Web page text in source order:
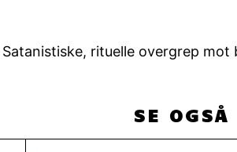
rituelle overgrep
SE OGSÅ